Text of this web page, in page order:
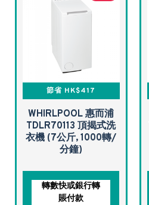
節省 HK$417
WHIRLPOOL 惠而浦
TDLR70113 頂揭式洗
衣機 (7公斤, 1000轉/
分鐘)
轉數快或銀行轉
賬付款